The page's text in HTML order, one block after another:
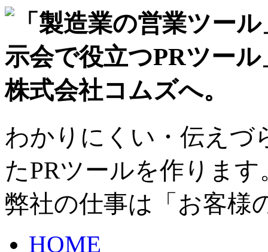
わかりにくい・伝えづ
たPRツールを作ります
弊社の仕事は「お客様
HOME